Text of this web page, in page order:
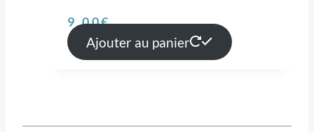
9,00€
Ajouter au panier